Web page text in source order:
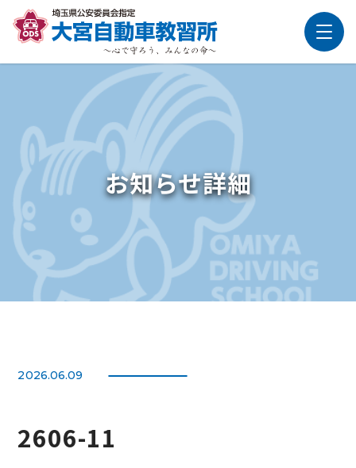
お知らせ詳細
2026.06.09
2606-11